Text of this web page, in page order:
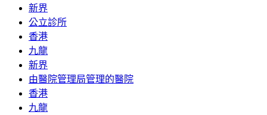
新界
公立診所
香港
九龍
新界
由醫院管理局管理的醫院
香港
九龍